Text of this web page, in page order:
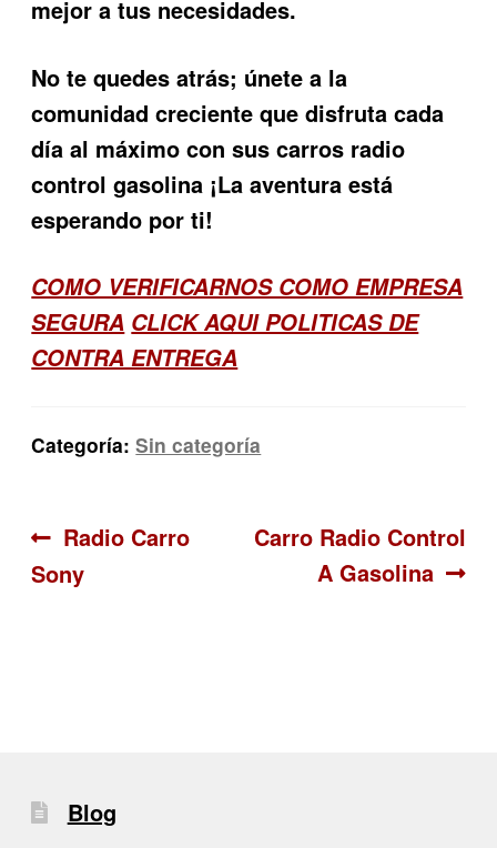
mejor a tus necesidades.
No te quedes atrás; únete a la
comunidad creciente que disfruta cada
día al máximo con sus carros radio
control gasolina ¡La aventura está
esperando por ti!
COMO VERIFICARNOS COMO EMPRESA
SEGURA CLICK AQUI POLITICAS DE
CONTRA ENTREGA
Categoría:Sin categoría
Navegación
de
Anterior:
Radio Carro
Sony
Siguiente:
Carro Radio Control
A Gasolina
Blog